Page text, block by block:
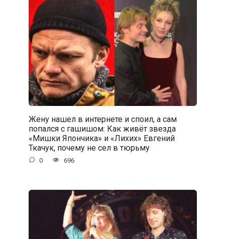
Жену нашел в интернете и споил, а сам
попался с гaшишoм: Как живёт звезда
«Мишки Япончика» и «Лихих» Евгений
Ткачук, почему не сел в тюрьму
0 696